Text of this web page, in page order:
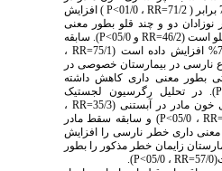
RR ، 01/0 P< ) افزایش
دو و چند قلو بطور معنی
(46/2=
RR و 05/0 P<). سابقه
RR،
در بیمارستان خصوصی در
بطور معنی داری کاهش داشته
). در تحلیل رگرسیون لجستیک
مادر در آبستنی (35/3=
RR ،
RR، 05/0 P<) و سابقه سقط مادر
داری خطر نارسی را افزایش
زایمان خطر مذکور را بطور
RR، 05/0 P<
).